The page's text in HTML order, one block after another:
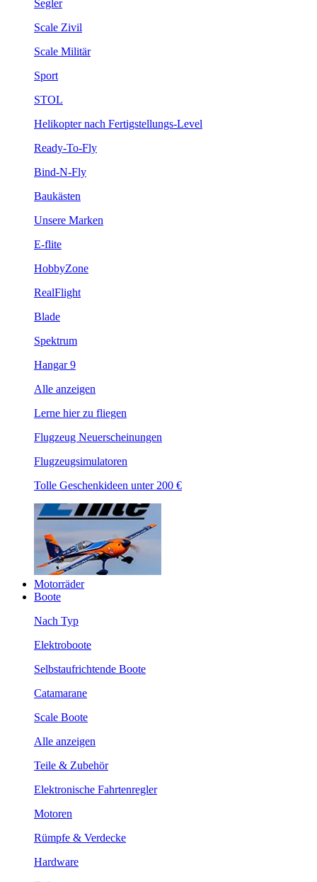
Segler
Scale Zivil
Scale Militär
Sport
STOL
Helikopter nach Fertigstellungs-Level
Ready-To-Fly
Bind-N-Fly
Baukästen
Unsere Marken
E-flite
HobbyZone
RealFlight
Blade
Spektrum
Hangar 9
Alle anzeigen
Lerne hier zu fliegen
Flugzeug Neuerscheinungen
Flugzeugsimulatoren
Tolle Geschenkideen unter 200 €
Motorräder
Boote
Nach Typ
Elektroboote
Selbstaufrichtende Boote
Catamarane
Scale Boote
Alle anzeigen
Teile & Zubehör
Elektronische Fahrtenregler
Motoren
Rümpfe & Verdecke
Hardware